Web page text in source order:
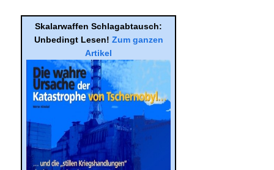
Skalar­waf­fen Schlag­ab­tausch:
Unbe­dingt Lesen! Zum gan­zen
Arti­kel